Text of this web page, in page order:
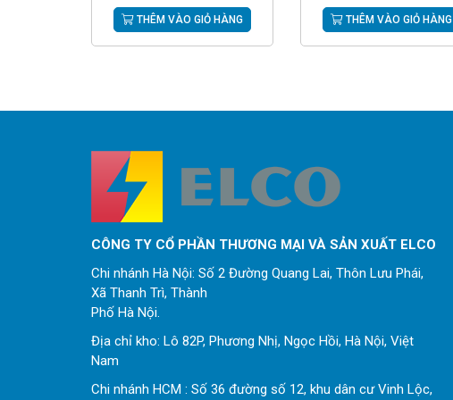
THÊM VÀO GIỎ HÀNG THÊM VÀO GIỎ HÀNG
CÔNG TY CỔ PHẦN THƯƠNG MẠI VÀ SẢN XUẤT ELCO
Chi nhánh Hà Nội: Số 2 Đường Quang Lai, Thôn Lưu Phái,
Xã Thanh Trì, Thành
Phố Hà Nội.
Địa chỉ kho: Lô 82P, Phương Nhị, Ngọc Hồi, Hà Nội, Việt
Nam
Chi nhánh HCM : Số 36 đường số 12, khu dân cư Vinh Lộc,